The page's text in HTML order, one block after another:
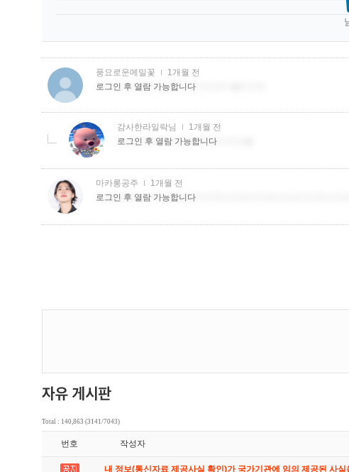
Total : 140,863 (3141/7043)
번호 작성자
내 정보(통신자료 제공사실 확인)가 국가기관에 임의 제공된 사